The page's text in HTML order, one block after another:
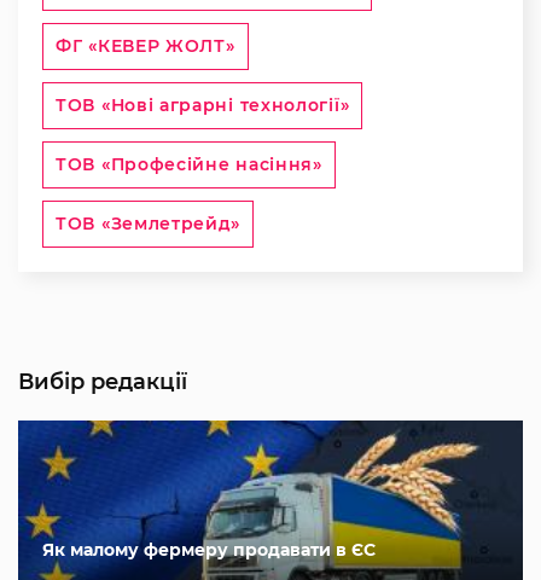
ФГ «КЕВЕР ЖОЛТ»
ТОВ «Нові аграрні технології»
ТОВ «Професійне насіння»
ТОВ «Землетрейд»
Вибір редакції
Як малому фермеру продавати в ЄС